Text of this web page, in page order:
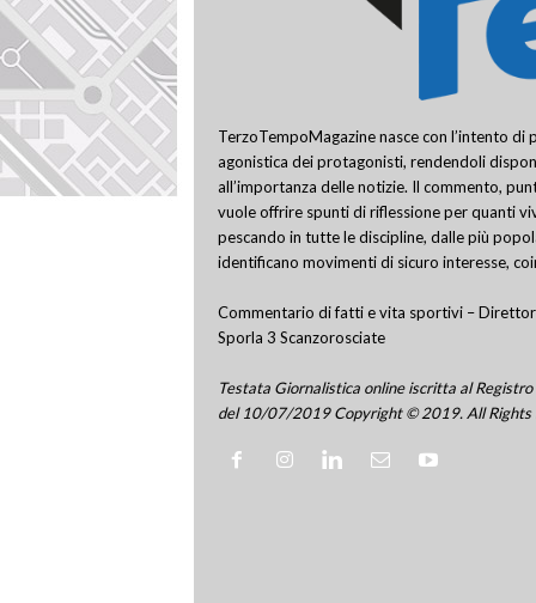
TerzoTempoMagazine nasce con l’intento
agonistica dei protagonisti, rendendoli
all’importanza delle notizie. Il commento,
vuole offrire spunti di riflessione per quanti
pescando in tutte le discipline, dalle più
identificano movimenti di sicuro interesse,
Commentario di fatti e vita sportivi –
Sporla 3 Scanzorosciate
Testata Giornalistica online iscritta al
del 10/07/2019 Copyright © 2019. All Rights